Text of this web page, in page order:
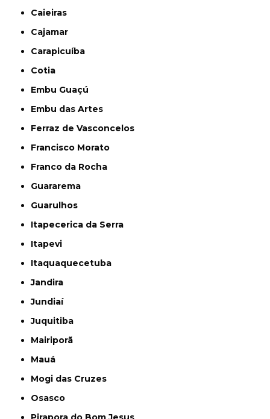
Caieiras
Cajamar
Carapicuíba
Cotia
Embu Guaçú
Embu das Artes
Ferraz de Vasconcelos
Francisco Morato
Franco da Rocha
Guararema
Guarulhos
Itapecerica da Serra
Itapevi
Itaquaquecetuba
Jandira
Jundiaí
Juquitiba
Mairiporã
Mauá
Mogi das Cruzes
Osasco